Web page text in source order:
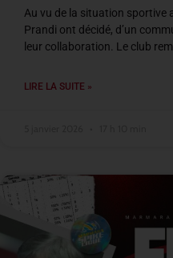
Au vu de la situation sportive
Prandi ont décidé, d’un
leur collaboration. Le club
LIRE LA SUITE »